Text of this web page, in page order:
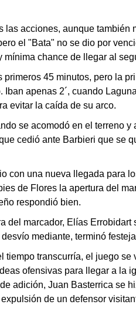
las acciones, aunque también
el "Bata" no se dio por
mínima chance de llegar al
primeros 45 minutos, pero la
Iban apenas 2´, cuando
evitar la caída de su arco.
se acomodó en el terreno y
cedió ante Barbieri que se
con una nueva llegada para
de Flores la apertura del
respondió bien.
del marcador, Elías Errobidart
mediante, terminó
tiempo transcurría, el juego se
ofensivas para llegar a la
adición, Juan Basterrica se
de un defensor